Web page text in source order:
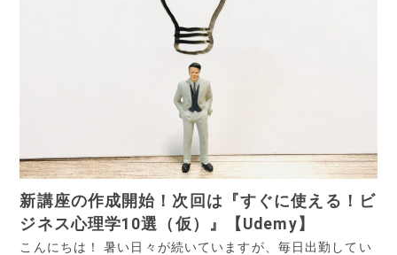
新講座の作成開始！次回は『すぐに使える！ビ
ジネス心理学10選（仮）』【Udemy】
こんにちは！ 暑い日々が続いていますが、毎日出勤してい